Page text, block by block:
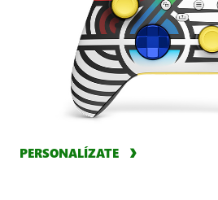
PERSONALÍZATE